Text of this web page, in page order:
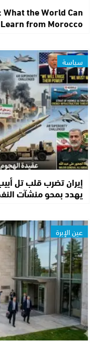
the World Can
Learn from Morocco
سياسة
إيران تضرب قلب تل
يهدد بمحو منشآت
عين الإبرة